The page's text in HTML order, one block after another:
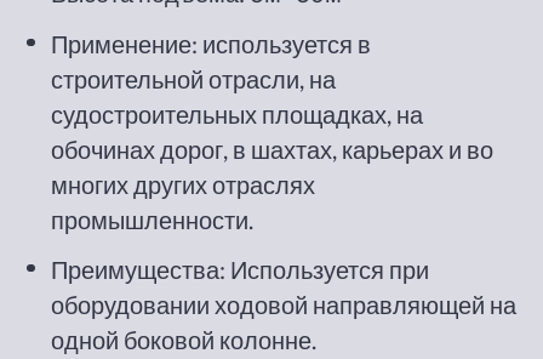
Применение: используется в
строительной отрасли, на
судостроительных площадках, на
обочинах дорог, в шахтах, карьерах и во
многих других отраслях
промышленности.
Преимущества: Используется при
оборудовании ходовой направляющей на
одной боковой колонне.